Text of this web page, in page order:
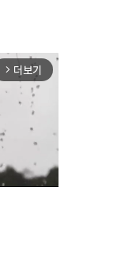
arrow_forward_ios 더보기